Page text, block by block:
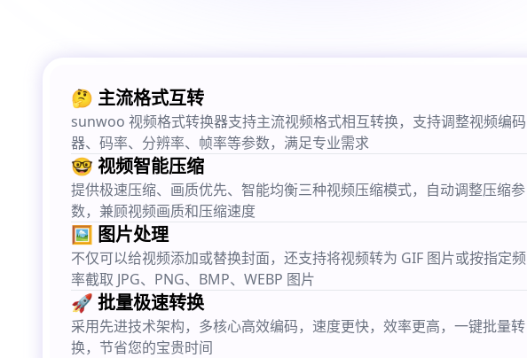
🤔 主流格式互转
sunwoo 视频格式转换器支持主流视频格式相互转换，支持调整视频编码
器、码率、分辨率、帧率等参数，满足专业需求
🤓 视频智能压缩
提供极速压缩、画质优先、智能均衡三种视频压缩模式，自动调整压缩参
数，兼顾视频画质和压缩速度
🖼️ 图片处理
不仅可以给视频添加或替换封面，还支持将视频转为 GIF 图片或按指定频
率截取 JPG、PNG、BMP、WEBP 图片
🚀 批量极速转换
采用先进技术架构，多核心高效编码，速度更快，效率更高，一键批量转
换，节省您的宝贵时间